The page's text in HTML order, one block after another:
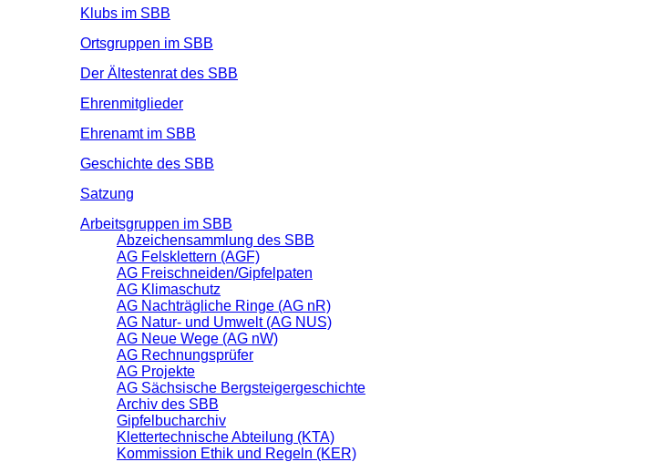
Klubs im SBB
Ortsgruppen im SBB
Der Ältestenrat des SBB
Ehrenmitglieder
Ehrenamt im SBB
Geschichte des SBB
Satzung
Arbeitsgruppen im SBB
Abzeichensammlung des SBB
AG Felsklettern (AGF)
AG Freischneiden/Gipfelpaten
AG Klimaschutz
AG Nachträgliche Ringe (AG nR)
AG Natur- und Umwelt (AG NUS)
AG Neue Wege (AG nW)
AG Rechnungsprüfer
AG Projekte
AG Sächsische Bergsteigergeschichte
Archiv des SBB
Gipfelbucharchiv
Klettertechnische Abteilung (KTA)
Kommission Ethik und Regeln (KER)